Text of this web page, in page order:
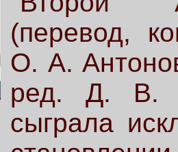
(перевод,
О. А.
ред. Д. В.
сыграла